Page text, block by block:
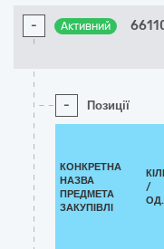
- Активний
- Позиції
КОНКРЕТНА
НАЗВА
ПРЕДМЕТА
ЗАКУПІВЛІ
/